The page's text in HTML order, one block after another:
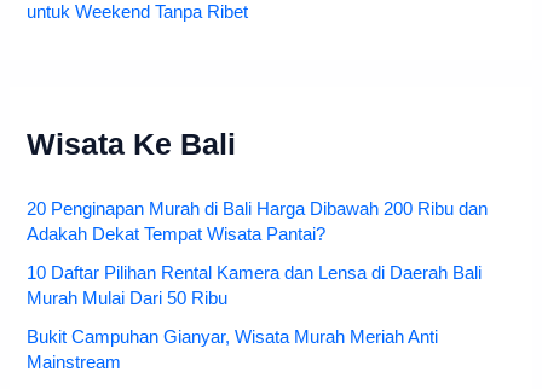
untuk Weekend Tanpa Ribet
Wisata Ke Bali
20 Penginapan Murah di Bali Harga Dibawah 200 Ribu dan
Adakah Dekat Tempat Wisata Pantai?
10 Daftar Pilihan Rental Kamera dan Lensa di Daerah Bali
Murah Mulai Dari 50 Ribu
Bukit Campuhan Gianyar, Wisata Murah Meriah Anti
Mainstream